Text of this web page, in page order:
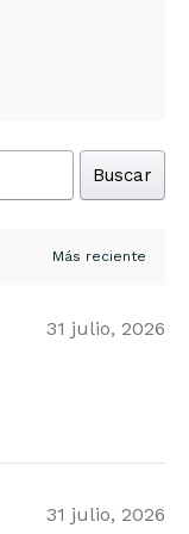
Buscar
31 julio, 2026
31 julio, 2026